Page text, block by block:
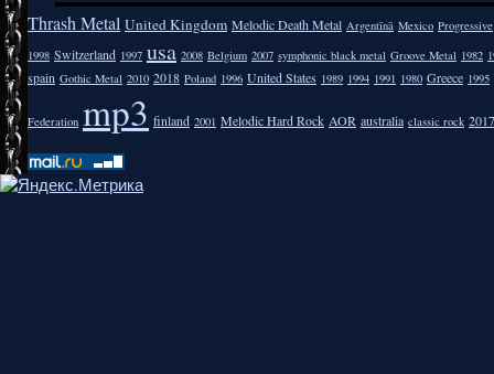
Thrash Metal United Kingdom Melodic Death Metal Argentīnā Mexico Progressive
1998 Switzerland 1997 usa 2008 Belgium 2007 symphonic black metal Groove Metal 1982
spain Gothic Metal 2010 2018 Poland 1996 United States 1989 1994 1991 1980 Greece 1995
Federation mp3 finland 2001 Melodic Hard Rock AOR australia classic rock 2017